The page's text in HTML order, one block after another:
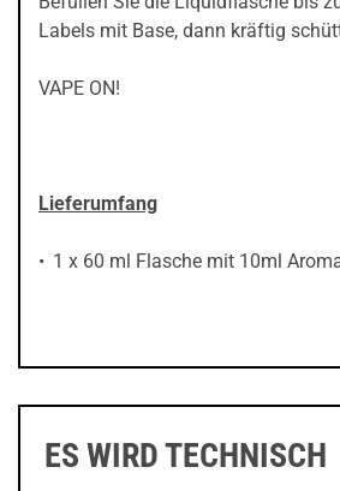
Labels mit Base, dann kräftig
VAPE ON!
Lieferumfang
1 x 60 ml Flasche mit 10ml
ES WIRD TECHNISCH